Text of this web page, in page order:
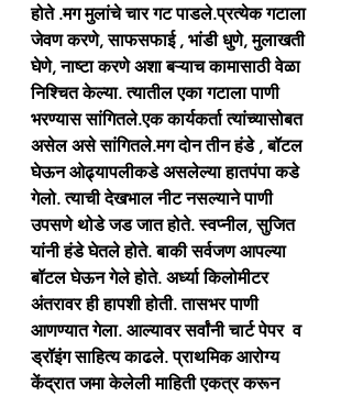
होते .मग मुलांचे चार गट पाडले.प्रत्येक गटाला
जेवण करणे, साफसफाई , भांडी धुणे, मुलाखती
घेणे, नाष्टा करणे अशा बऱ्याच कामासाठी वेळा
निश्चित केल्या. त्यातील एका गटाला पाणी
भरण्यास सांगितले.एक कार्यकर्ता त्यांच्यासोबत
असेल असे सांगितले.मग दोन तीन हंडे , बॉटल
घेऊन ओढ्यापलीकडे असलेल्या हातपंपा कडे
गेलो. त्याची देखभाल नीट नसल्याने पाणी
उपसणे थोडे जड जात होते. स्वप्नील, सुजित
यांनी हंडे घेतले होते. बाकी सर्वजण आपल्या
बॉटल घेऊन गेले होते. अर्ध्या किलोमीटर
अंतरावर ही हापशी होती. तासभर पाणी
आणण्यात गेला. आल्यावर सर्वांनी चार्ट पेपर  व
ड्रॉइंग साहित्य काढले. प्राथमिक आरोग्य
केंद्रात जमा केलेली माहिती एकत्र करून